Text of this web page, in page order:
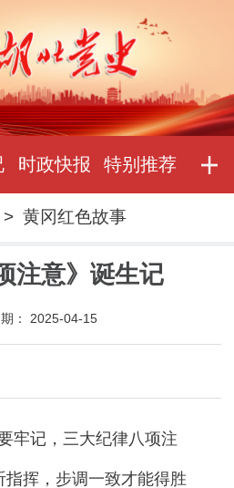
时政快报 特别推荐
>黄冈红色故事
注意》诞生记
： 2025-04-15
记，三大纪律八项注
挥，步调一致才能得胜